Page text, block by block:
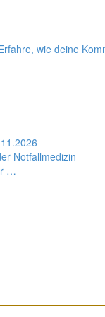
wie deine
Notfallmedizin
…